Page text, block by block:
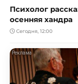
Психолог
осенняя хандра
Сегодня, 12:00